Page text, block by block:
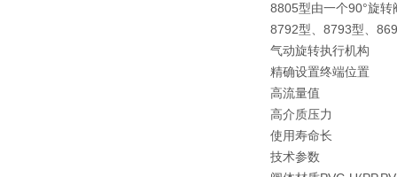
8805型由一个90°旋
8792型、8793型、
气动旋转执行机构
精确设置终端位置
高流量值
高介质压力
使用寿命长
技术参数